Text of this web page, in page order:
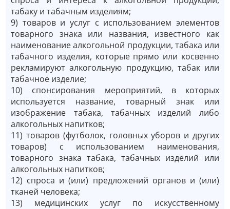
табаку и табачным изделиям;
9) товаров и услуг с использованием элементов
товарного знака или названия, известного как
наименование алкогольной продукции, табака или
табачного изделия, которые прямо или косвенно
рекламируют алкогольную продукцию, табак или
табачное изделие;
10) спонсирования мероприятий, в которых
используется название, товарный знак или
изображение табака, табачных изделий либо
алкогольных напитков;
11) товаров (футболок, головных уборов и других
товаров) с использованием наименования,
товарного знака табака, табачных изделий или
алкогольных напитков;
12) спроса и (или) предложений органов и (или)
тканей человека;
13) медицинских услуг по искусственному